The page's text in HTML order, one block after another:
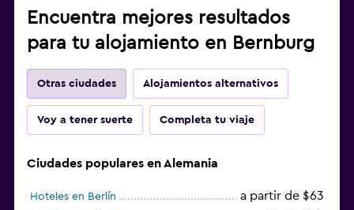
Encuentra mejores resultados
para tu alojamiento en Bernburg
Otras ciudades Alojamientos alternativos
Voy a tener suerte Completa tu viaje
Ciudades populares en Alemania
Hoteles en Berlín a partir de $63